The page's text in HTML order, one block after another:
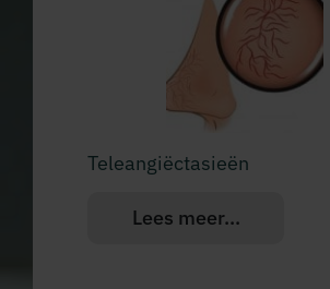
Teleangiëctasieën
Lees meer...